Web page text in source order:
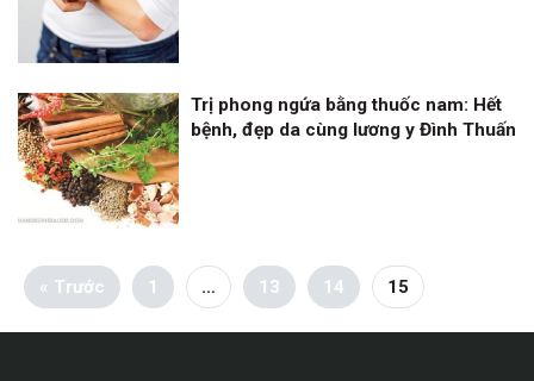
Trị phong ngứa bằng thuốc nam: Hết
bệnh, đẹp da cùng lương y Đình Thuấn
« Trước 1 … 13 14 15